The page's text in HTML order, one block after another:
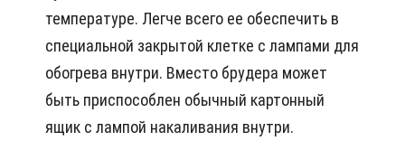
температуре. Легче всего ее обеспечить в
специальной закрытой клетке с лампами для
обогрева внутри. Вместо брудера может
быть приспособлен обычный картонный
ящик с лампой накаливания внутри.